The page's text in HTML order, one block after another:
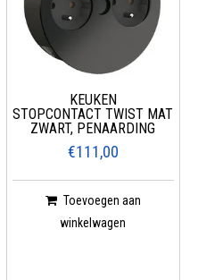
KEUKEN
STOPCONTACT TWIST MAT
ZWART, PENAARDING
€111,00
Toevoegen aan
winkelwagen